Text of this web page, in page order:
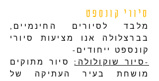
סיורי קונספט
מלבד לסיורים החינמיים,
בברצלולה אנו מציעות סיורי
קונספט ייחודים-
-סיור שוקולולה: סיור מתוקים
מושחת בעיר העתיקה של